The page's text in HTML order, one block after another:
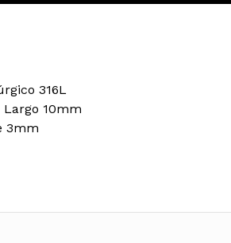
316L
Largo 10mm
3mm